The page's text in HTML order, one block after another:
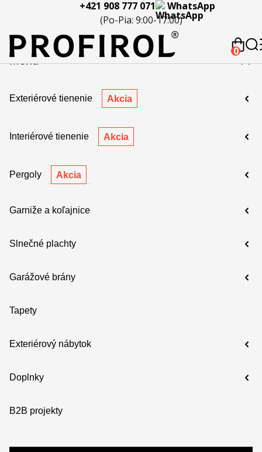
Servis a
reklamácie
KontaktyKariéraSpolupráca
777 071
+421 908 777 071
WhatsApp
(Po-Pia: 9:00-17:00)
0
Menu
Exteriérové tienenie Akcia
Interiérové tienenie Akcia
Pergoly Akcia
Garniže a koľajnice
Slnečné plachty
Garážové brány
Tapety
Exteriérový nábytok
Doplnky
B2B projekty